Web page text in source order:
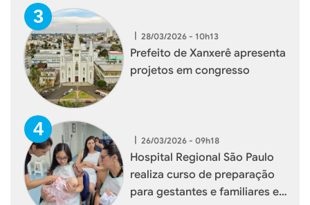
| 28/03/2026 - 10h13
Prefeito de Xanxerê apresenta
projetos em congresso
| 26/03/2026 - 09h18
Hospital Regional São Paulo
realiza curso de preparação
para gestantes e familiares em